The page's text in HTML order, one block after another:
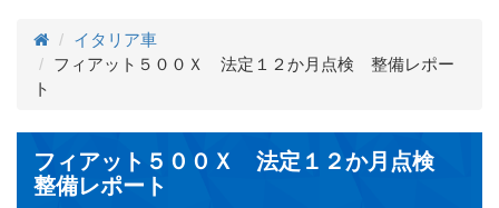
イタリア車
フィアット５００Ｘ 法定１２か月点検 整備レポー
ト
フィアット５００Ｘ 法定１２か月点検
整備レポート